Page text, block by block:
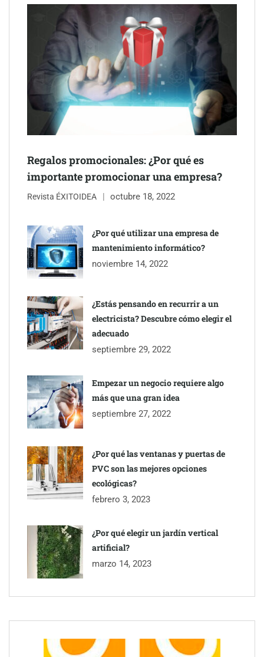
Jumpstart: EE.UU. redefine la movilidad profesional con
medidas que impactan a empresas y talento
todo su catálogo de perfumes de equivalencia
Toro Tapas inaugura su Raw Bar: una experiencia desde
mediodía hasta el anochecer con cocina abierta
Regalos promocionales: ¿Por qué es
importante promocionar una empresa?
Revista ÉXITOIDEA octubre 18, 2022
¿Por qué utilizar una empresa de
mantenimiento informático?
noviembre 14, 2022
¿Estás pensando en recurrir a un
electricista? Descubre cómo elegir el
adecuado
septiembre 29, 2022
Empezar un negocio requiere algo
más que una gran idea
septiembre 27, 2022
¿Por qué las ventanas y puertas de
PVC son las mejores opciones
ecológicas?
febrero 3, 2023
¿Por qué elegir un jardín vertical
artificial?
marzo 14, 2023